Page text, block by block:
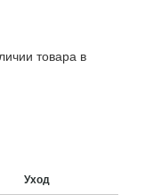
товара в
Уход